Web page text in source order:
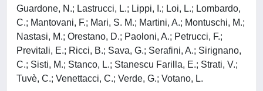
Guardone, N.; Lastrucci, L.; Lippi, I.; Loi, L.; Lombardo,
C.; Mantovani, F.; Mari, S. M.; Martini, A.; Montuschi, M.;
Nastasi, M.; Orestano, D.; Paoloni, A.; Petrucci, F.;
Previtali, E.; Ricci, B.; Sava, G.; Serafini, A.; Sirignano,
C.; Sisti, M.; Stanco, L.; Stanescu Farilla, E.; Strati, V.;
Tuvè, C.; Venettacci, C.; Verde, G.; Votano, L.